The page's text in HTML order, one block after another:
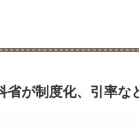
省が制度化、引率